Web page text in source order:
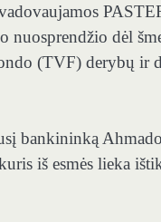
dėl
(TVF) derybų ir
bankininką
iš esmės lieka